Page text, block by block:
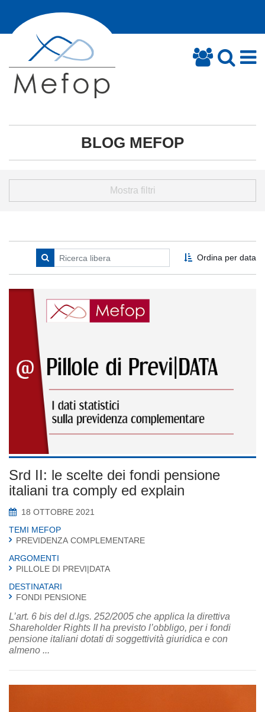
BLOG MEFOP
Mostra filtri
Ordina per data
Srd II: le scelte dei fondi pensione
italiani tra comply ed explain
18 OTTOBRE 2021
TEMI MEFOP
PREVIDENZA COMPLEMENTARE
ARGOMENTI
PILLOLE DI PREVI|DATA
DESTINATARI
FONDI PENSIONE
L’art. 6 bis del d.lgs. 252/2005 che applica la direttiva
Shareholder Rights II ha previsto l’obbligo, per i fondi
pensione italiani dotati di soggettività giuridica e con
almeno ...